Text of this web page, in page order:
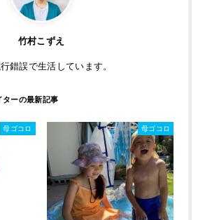
竹村こずえ
錯誤で生活しています。
母ゴコロ 母ゴコロ